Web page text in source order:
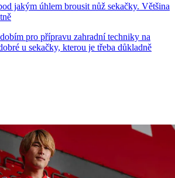
jakým úhlem brousit nůž sekačky. Většina
pro přípravu zahradní techniky na
u sekačky, kterou je třeba důkladně